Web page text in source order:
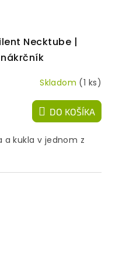
Necktube |
Skladom (1 ks)
DO KOŠÍKA
a kukla v jednom z